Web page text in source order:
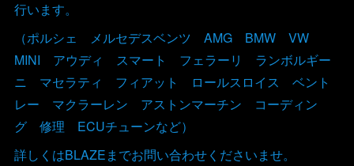
行います。
（ポルシェ メルセデスベンツ AMG BMW VW
MINI アウディ スマート フェラーリ ランボルギー
ニ マセラティ フィアット ロールスロイス ベント
レー マクラーレン アストンマーチン コーディン
グ 修理 ECUチューンなど）
詳しくはBLAZEまでお問い合わせくださいませ。